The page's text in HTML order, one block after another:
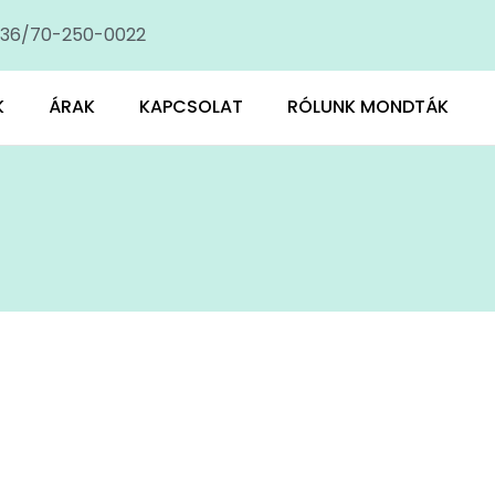
70-250-0022
ÁRAK KAPCSOLAT RÓLUNK MONDTÁK